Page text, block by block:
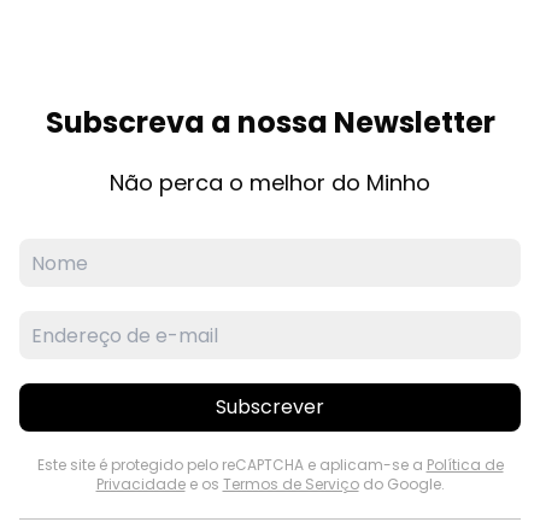
Subscreva a nossa Newsletter
Não perca o melhor do Minho
Subscrever
Este site é protegido pelo reCAPTCHA e aplicam-se a Política de
Privacidadee os Termos de Serviçodo Google.